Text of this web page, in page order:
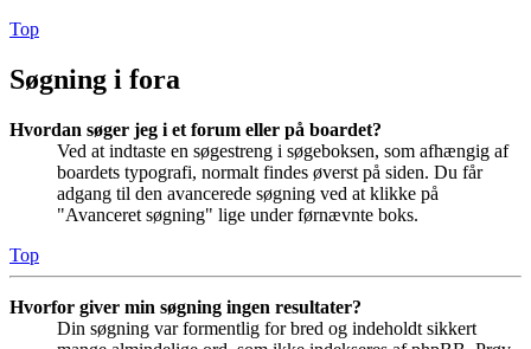
Top
Søgning i fora
Hvordan søger jeg i et forum eller på boardet?
Ved at indtaste en søgestreng i søgeboksen, som afhængig af
boardets typografi, normalt findes øverst på siden. Du får
adgang til den avancerede søgning ved at klikke på
"Avanceret søgning" lige under førnævnte boks.
Top
Hvorfor giver min søgning ingen resultater?
Din søgning var formentlig for bred og indeholdt sikkert